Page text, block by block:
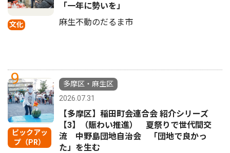
文化
「一年に勢いを」
麻生不動のだるま市
9
ピックアッ
プ（PR）
多摩区・麻生区
2026.07.31
【多摩区】稲田町会連合会 紹介シリーズ
【3】（賑わい推進） 夏祭りで世代間交
流 中野島団地自治会 「団地で良かっ
た」を生む